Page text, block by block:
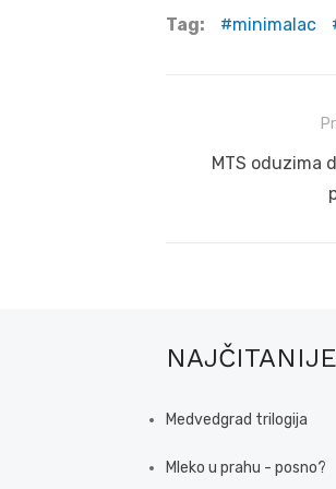
Tag: minimalac
navigation
Previous
MTS oduzima
NAJČITANIJE
Medvedgrad trilogija
Mleko u prahu - posno?